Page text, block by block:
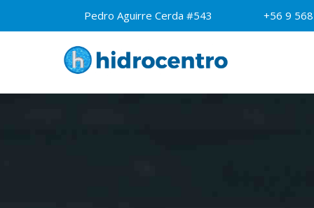
Pedro Aguirre Cerda #543 +56 9